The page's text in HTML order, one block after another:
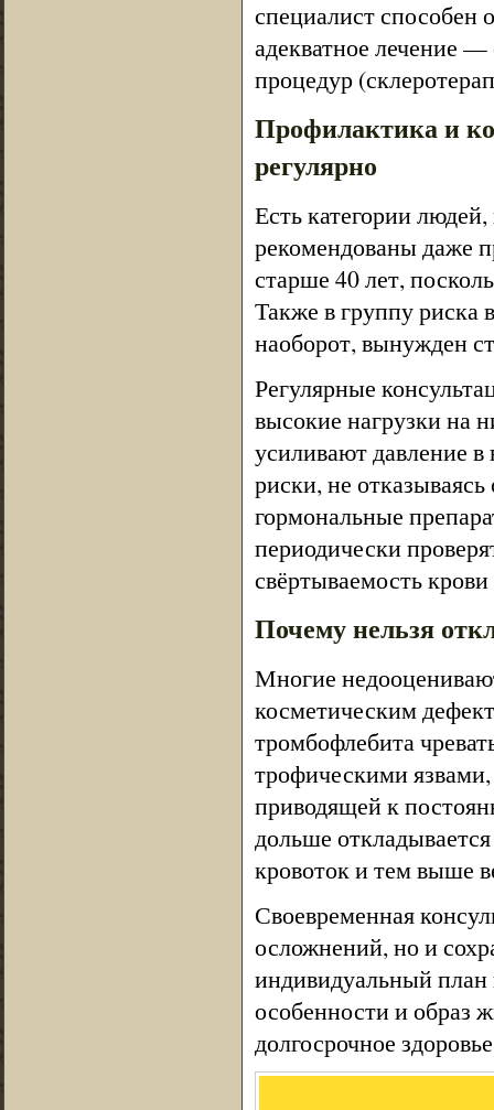
специалист способен
адекватное лечение
процедур
Профилактика и
регулярно
Есть категории
рекомендованы даже
старше 40 лет,
Также в группу риска
наоборот, вынужден
Регулярные
высокие нагрузки на
усиливают давление
риски, не
гормональные
периодически
свёртываемость
Почему нельзя
Многие
косметическим
тромбофлебита
трофическими
приводящей к
дольше
кровоток и тем выше
Своевременная
осложнений, но и
индивидуальный
особенности и образ
долгосрочное